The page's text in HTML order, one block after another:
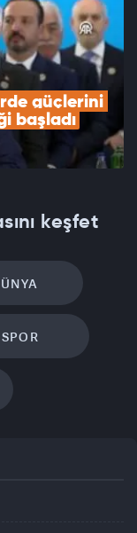
güçlerini
başladı
keşfet
SPOR